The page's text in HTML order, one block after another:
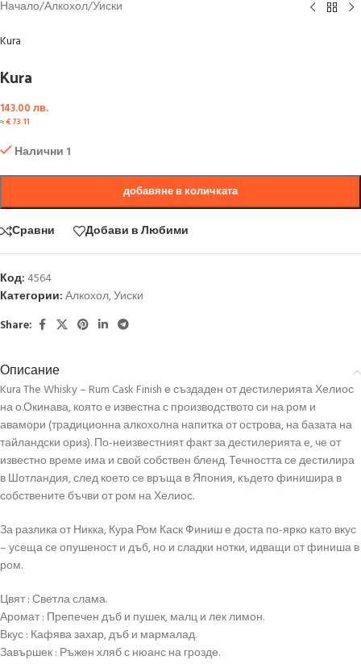
Начало/Алкохол/Уиски
Kura
Kura
143.00 лв.
≈€73.11
Налични 1
добавяне в количката
Сравни Добави в Любими
Код: 4564
Категории:Алкохол,Уиски
Share:
Описание
Kura The Whisky – Rum Cask Finish е създаден от дестилерията Хелиос
на о.Окинава, която е известна с производството си на ром и
авамори (традиционна алкохолна напитка от острова, на базата на
тайландски ориз). По-неизвестният факт за дестилерията е, че от
известно време има и свой собствен бленд. Течността се дестилира
в Шотландия, след което се връща в Япония, където финишира в
собствените бъчви от ром на Хелиос.
За разлика от Никка, Кура Ром Каск Финиш е доста по-ярко като вкус
– усеща се опушеност и дъб, но и сладки нотки, идващи от финиша в
ром.
Цвят : Светла слама.
Аромат : Препечен дъб и пушек, малц и лек лимон.
Вкус : Кафява захар, дъб и мармалад.
Завършек : Ръжен хляб с нюанс на грозде.